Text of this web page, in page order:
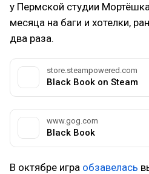
у Пермской студии
месяца на баги и хотелки,
два раза.
store.steampowered.com
Black Book on Steam
www.gog.com
Black Book
В октябре игра обзавелась